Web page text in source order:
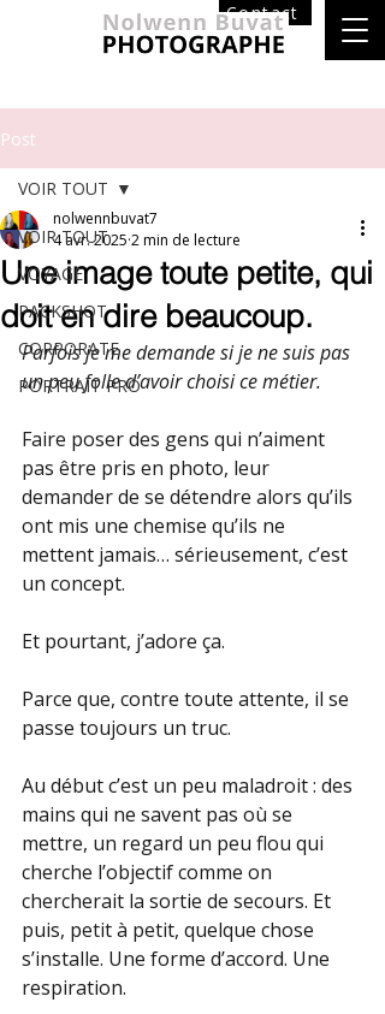
Contact
Post
VOIR TOUT
VOYAGE
PACKSHOT
CORPORATE
PORTRAIT PRO
VOIR TOUT
Une image toute petite, qui
doit en dire beaucoup.
nolwennbuvat7
4 avr. 2025 2 min de lecture
Parfois je me demande si je ne suis pas
un peu folle d’avoir choisi ce métier.
Faire poser des gens qui n’aiment
pas être pris en photo, leur
demander de se détendre alors qu’ils
ont mis une chemise qu’ils ne
mettent jamais… sérieusement, c’est
un concept.
Et pourtant, j’adore ça.
Parce que, contre toute attente, il se
passe toujours un truc.
Au début c’est un peu maladroit : des
mains qui ne savent pas où se
mettre, un regard un peu flou qui
cherche l’objectif comme on
chercherait la sortie de secours. Et
puis, petit à petit, quelque chose
s’installe. Une forme d’accord. Une
respiration.